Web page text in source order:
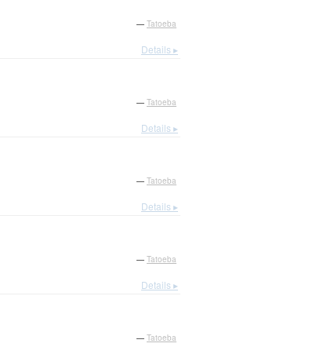
— Tatoeba
Details ▸
— Tatoeba
Details ▸
— Tatoeba
Details ▸
— Tatoeba
Details ▸
— Tatoeba